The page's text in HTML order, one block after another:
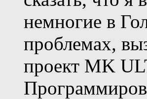
немногие в
проблемах,
проект MK